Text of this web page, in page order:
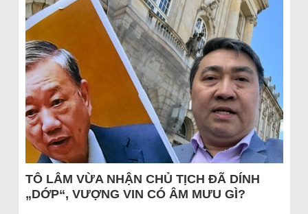
TÔ LÂM VỪA NHẬN CHỦ TỊCH ĐÃ DÍNH
„DỚP“, VƯỢNG VIN CÓ ÂM MƯU GÌ?